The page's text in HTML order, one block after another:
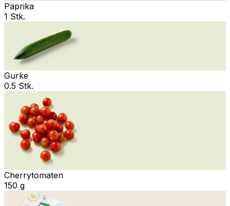
Paprika
1 Stk.
Gurke
0.5 Stk.
Cherrytomaten
150 g